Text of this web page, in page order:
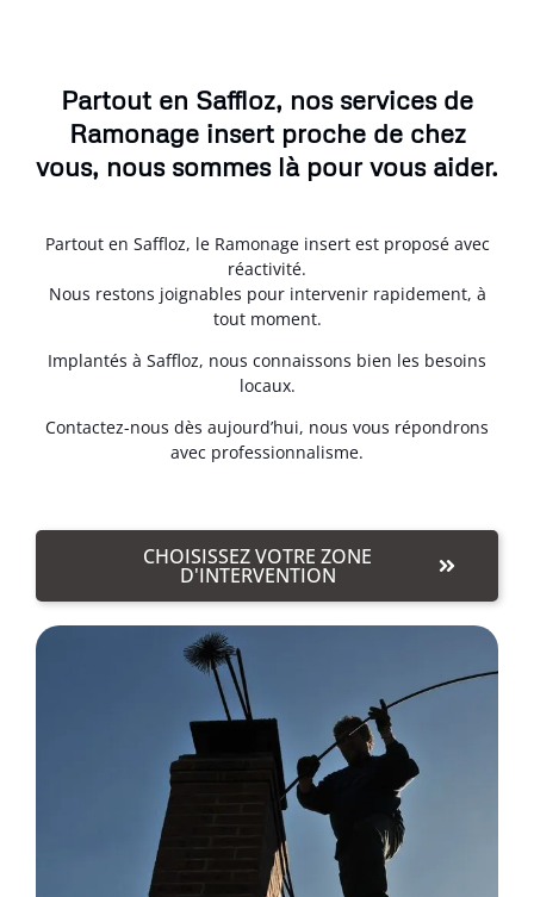
Partout en Saffloz, nos services de
Ramonage insert proche de chez
vous, nous sommes là pour vous aider.
Partout en Saffloz, le Ramonage insert est proposé avec
réactivité.
Nous restons joignables pour intervenir rapidement, à
tout moment.
Implantés à Saffloz, nous connaissons bien les besoins
locaux.
Contactez-nous dès aujourd’hui, nous vous répondrons
avec professionnalisme.
CHOISISSEZ VOTRE ZONE
D'INTERVENTION